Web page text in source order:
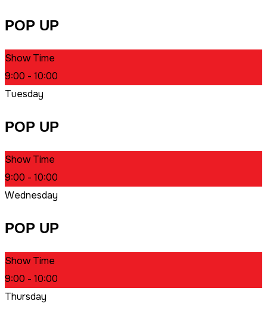
POP UP
Show Time
9:00 - 10:00
Tuesday
POP UP
Show Time
9:00 - 10:00
Wednesday
POP UP
Show Time
9:00 - 10:00
Thursday